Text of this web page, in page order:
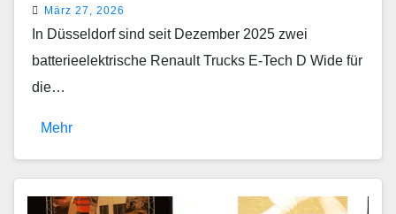
März 27, 2026
In Düsseldorf sind seit Dezember 2025 zwei
batterieelektrische Renault Trucks E-Tech D Wide für
die…
Mehr